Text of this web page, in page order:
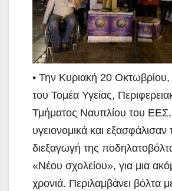
• Την Κυριακή 20 Οκτωβρίου,
του Τομέα Υγείας,
Τμήματος Ναυπλίου του
υγειονομικά και
διεξαγωγή της
«Νέου σχολείου», για μια
χρονιά. Περιλαμβάνει βόλτα